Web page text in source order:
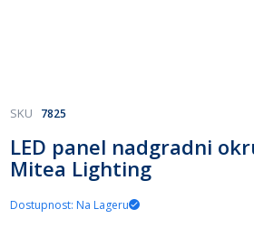
Skip
the
beginning
the
LED panel nadgradni
Mitea Lighting
SKU 7825
Dostupnost: Na Lageru